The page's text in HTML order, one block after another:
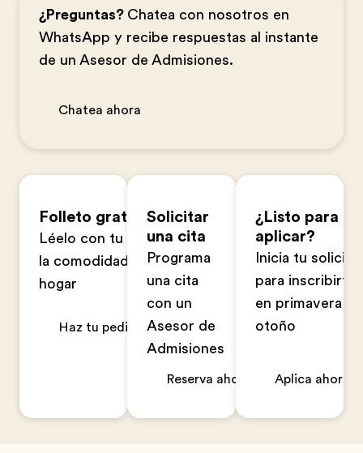
¿Preguntas? Chatea con nosotros en
WhatsApp y recibe respuestas al instante
de un Asesor de Admisiones.
Chatea ahora
Folleto gratuito
Léelo con tu familia en
la comodidad de tu
hogar
Haz tu pedido ahora
Solicitar
una cita
Programa
una cita
con un
Asesor de
Admisiones
Reserva ahora
¿Listo para
aplicar?
Inicia tu
para inscribirte
en primavera u
otoño
Aplica ahora